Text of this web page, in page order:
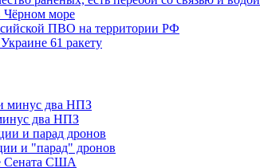
море
ПВО на территории РФ
61 ракету
два НПЗ
и "парад" дронов